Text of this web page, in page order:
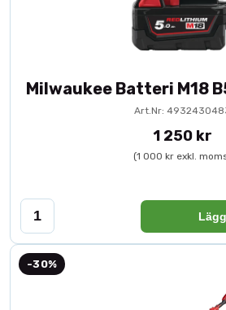
Milwaukee Batteri M18
Art.Nr:
1 250 kr
(1 000 kr exkl.
-30%